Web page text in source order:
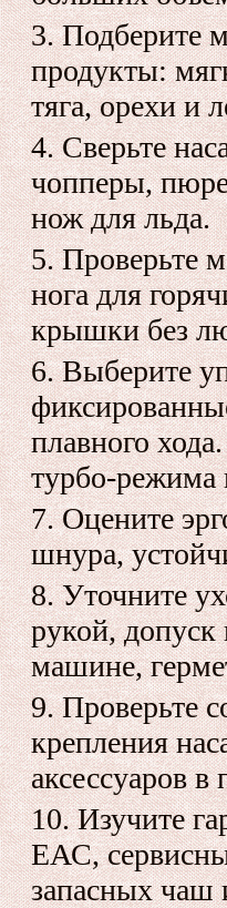
Подберите
продукты:
тяга, орехи и
Сверьте
чопперы,
нож для льда.
Проверьте
нога для
крышки без
Выберите
плавного
турбо‑режима
Оцените
шнура,
Уточните
рукой, допуск
машине,
Проверьте
крепления
аксессуаров в
Изучите
ЕАС,
запасных чаш